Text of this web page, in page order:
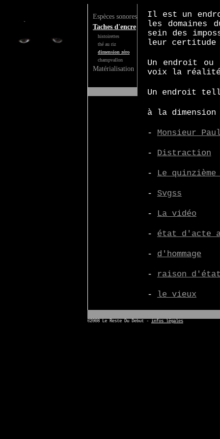
Espèces sonores
Taches d'encre
histoirettes
thé au riz
dimension zéro
champvallon
Matérialisation
Il est un
les domaines
sein des
leur certitude
Un endroit ou
voix la réalité
Un endroit
à la
- Monsieur
- Distraction
- Le quinzième
- Svgss
- La vidéo
- état d'acte
- d'hommage
- raison
- le vieux
©2008 Le Reste Du Debut - infos légales